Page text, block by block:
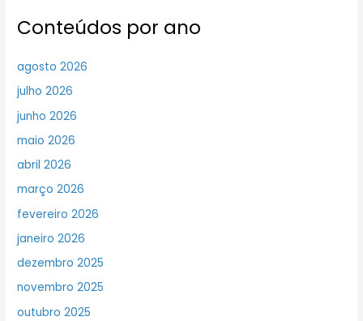
Conteúdos por ano
agosto 2026
julho 2026
junho 2026
maio 2026
abril 2026
março 2026
fevereiro 2026
janeiro 2026
dezembro 2025
novembro 2025
outubro 2025